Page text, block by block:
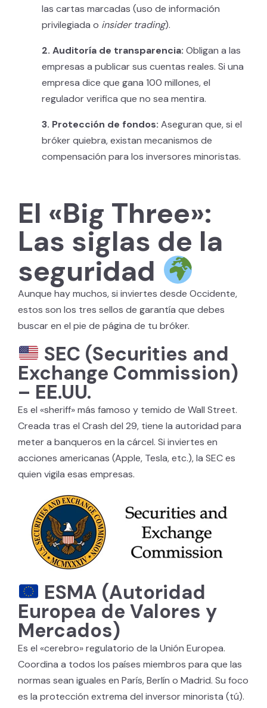
las cartas marcadas (uso de información
privilegiada o insider trading).
2. Auditoría de transparencia: Obligan a las
empresas a publicar sus cuentas reales. Si una
empresa dice que gana 100 millones, el
regulador verifica que no sea mentira.
3. Protección de fondos: Aseguran que, si el
bróker quiebra, existan mecanismos de
compensación para los inversores minoristas.
El «Big Three»:
Las siglas de la
seguridad
Aunque hay muchos, si inviertes desde Occidente,
estos son los tres sellos de garantía que debes
buscar en el pie de página de tu bróker.
SEC (Securities and
Exchange Commission)
– EE.UU.
Es el «sheriff» más famoso y temido de Wall Street.
Creada tras el Crash del 29, tiene la autoridad para
meter a banqueros en la cárcel. Si inviertes en
acciones americanas (Apple, Tesla, etc.), la SEC es
quien vigila esas empresas.
ESMA (Autoridad
Europea de Valores y
Mercados)
Es el «cerebro» regulatorio de la Unión Europea.
Coordina a todos los países miembros para que las
normas sean iguales en París, Berlín o Madrid. Su foco
es la protección extrema del inversor minorista (tú).